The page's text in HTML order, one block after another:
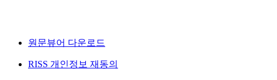
원문뷰어 다운로드
RISS 개인정보 재동의